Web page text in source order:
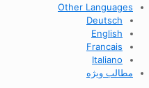
Other Languages
Deutsch
English
Francais
Italiano
مطالب ویژه